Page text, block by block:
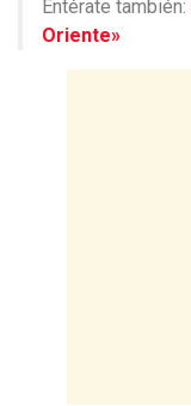
Entérate también:
Oriente»